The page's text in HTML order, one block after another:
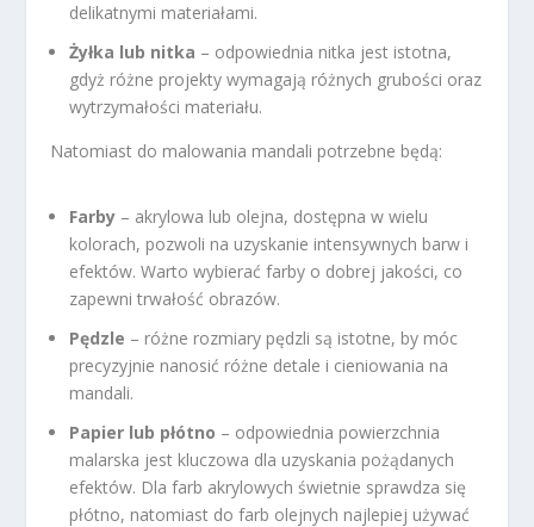
delikatnymi materiałami.
Żyłka lub nitka – odpowiednia nitka jest istotna,
gdyż różne projekty wymagają różnych grubości oraz
wytrzymałości materiału.
Natomiast do malowania mandali potrzebne będą:
Farby – akrylowa lub olejna, dostępna w wielu
kolorach, pozwoli na uzyskanie intensywnych barw i
efektów. Warto wybierać farby o dobrej jakości, co
zapewni trwałość obrazów.
Pędzle – różne rozmiary pędzli są istotne, by móc
precyzyjnie nanosić różne detale i cieniowania na
mandali.
Papier lub płótno – odpowiednia powierzchnia
malarska jest kluczowa dla uzyskania pożądanych
efektów. Dla farb akrylowych świetnie sprawdza się
płótno, natomiast do farb olejnych najlepiej używać